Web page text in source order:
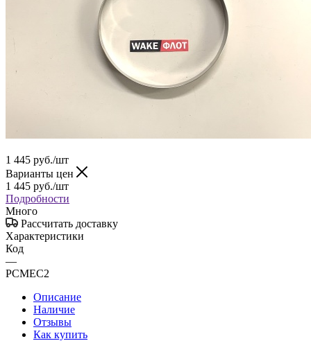
1 445 руб./шт
Варианты цен
1 445 руб./шт
Подробности
Много
Рассчитать доставку
Характеристики
Код
—
PCMEC2
Описание
Наличие
Отзывы
Как купить